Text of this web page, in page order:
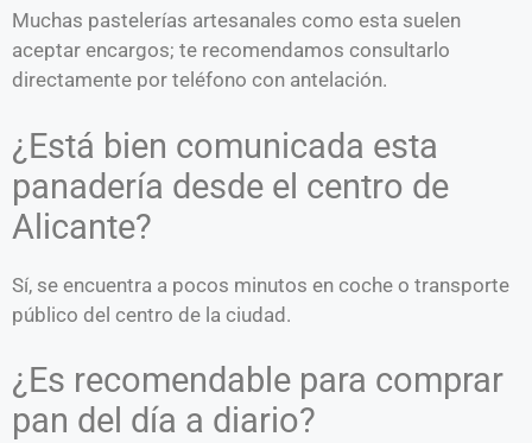
Muchas pastelerías artesanales como esta suelen
aceptar encargos; te recomendamos consultarlo
directamente por teléfono con antelación.
¿Está bien comunicada esta
panadería desde el centro de
Alicante?
Sí, se encuentra a pocos minutos en coche o transporte
público del centro de la ciudad.
¿Es recomendable para comprar
pan del día a diario?